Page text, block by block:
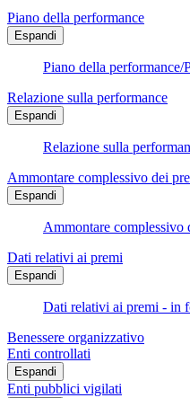
Piano della performance
Espandi
Piano della performance/
Relazione sulla performance
Espandi
Relazione sulla
Ammontare complessivo dei
Espandi
Ammontare complessivo
Dati relativi ai premi
Espandi
Dati relativi ai premi - in
Benessere organizzativo
Enti controllati
Espandi
Enti pubblici vigilati